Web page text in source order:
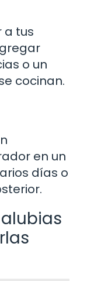
a tus
o un
cocinan.
en un
días o